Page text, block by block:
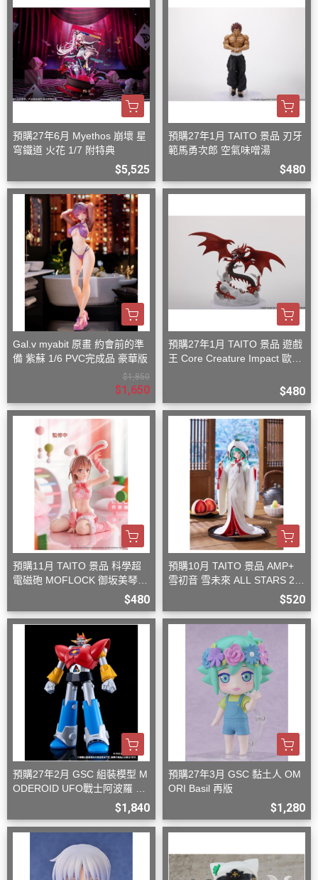
預購27年6月 Myethos 崩壞 星
穹鐵道 火花 1/7 附特典
$5,525
預購27年1月 TAITO 景品 刃牙
範馬勇次郎 空氣味噌湯
$480
Gal.v myabit 原畫 約會前的準
備 紫蘇 1/6 PVC完成品 豪華版
$1,850
$1,650
預購27年1月 TAITO 景品 遊戲
王 Core Creature Impact 歐西
$480
預購11月 TAITO 景品 科學超
電磁砲 MOFLOCK 御坂美琴
$480
預購10月 TAITO 景品 AMP+
雪初音 雪未來 ALL STARS 20
$520
預購27年2月 GSC 組裝模型 M
ODEROID UFO戰士阿波羅 大
$1,840
預購27年3月 GSC 黏土人 OM
ORI Basil 再版
$1,280